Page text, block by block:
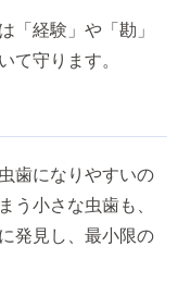
「経験」や「勘」
て守ります。
歯になりやすいの
う小さな虫歯も、
発見し、最小限の